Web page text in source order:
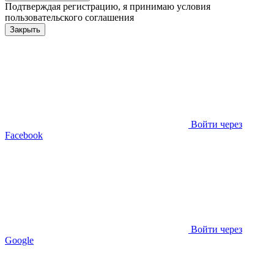
Подтверждая регистрацию, я принимаю условия
пользовательского соглашения
Закрыть
Войти через
Facebook
Войти через
Google